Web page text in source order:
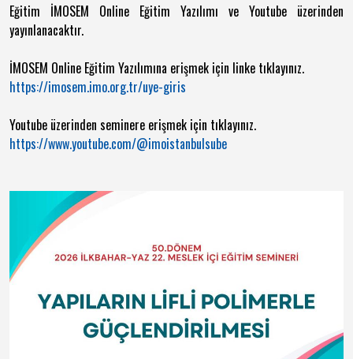
Eğitim İMOSEM Online Eğitim Yazılımı ve Youtube üzerinden
yayınlanacaktır.
İMOSEM Online Eğitim Yazılımına erişmek için linke tıklayınız.
https://imosem.imo.org.tr/uye-giris
Youtube üzerinden seminere erişmek için tıklayınız.
https://www.youtube.com/@imoistanbulsube